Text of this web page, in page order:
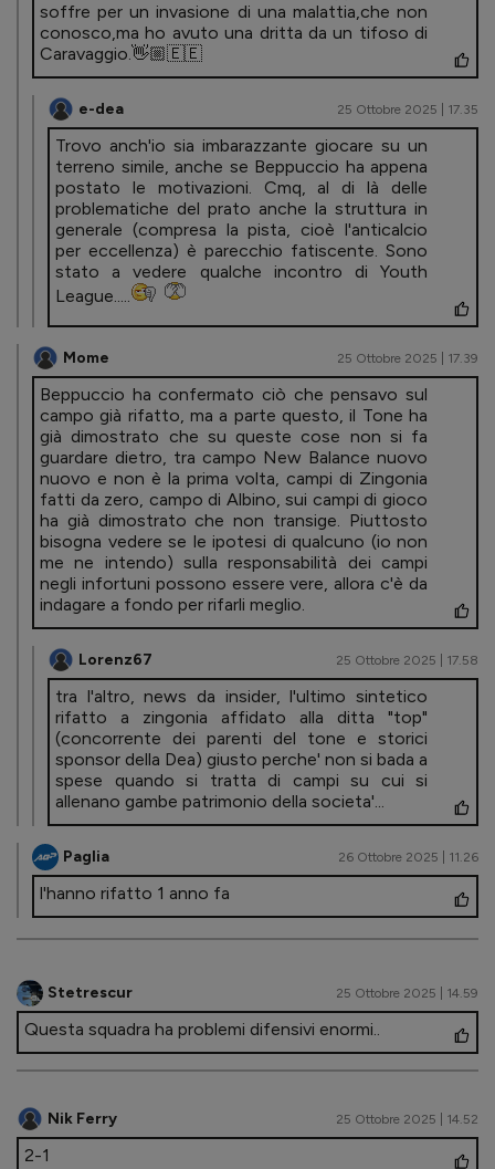
soffre per un invasione di una malattia,che non
conosco,ma ho avuto una dritta da un tifoso di
Caravaggio.👋🏼🇪🇪
e-dea 25 Ottobre 2025 | 17.35
Trovo anch'io sia imbarazzante giocare su un
terreno simile, anche se Beppuccio ha appena
postato le motivazioni. Cmq, al di là delle
problematiche del prato anche la struttura in
generale (compresa la pista, cioè l'anticalcio
per eccellenza) è parecchio fatiscente. Sono
stato a vedere qualche incontro di Youth
League.....
Mome 25 Ottobre 2025 | 17.39
Beppuccio ha confermato ciò che pensavo sul
campo già rifatto, ma a parte questo, il Tone ha
già dimostrato che su queste cose non si fa
guardare dietro, tra campo New Balance nuovo
nuovo e non è la prima volta, campi di Zingonia
fatti da zero, campo di Albino, sui campi di gioco
ha già dimostrato che non transige. Piuttosto
bisogna vedere se le ipotesi di qualcuno (io non
me ne intendo) sulla responsabilità dei campi
negli infortuni possono essere vere, allora c'è da
indagare a fondo per rifarli meglio.
Lorenz67 25 Ottobre 2025 | 17.58
tra l'altro, news da insider, l'ultimo sintetico
rifatto a zingonia affidato alla ditta "top"
(concorrente dei parenti del tone e storici
sponsor della Dea) giusto perche' non si bada a
spese quando si tratta di campi su cui si
allenano gambe patrimonio della societa'...
Paglia 26 Ottobre 2025 | 11.26
l'hanno rifatto 1 anno fa
Stetrescur 25 Ottobre 2025 | 14.59
Questa squadra ha problemi difensivi enormi..
Nik Ferry 25 Ottobre 2025 | 14.52
2-1